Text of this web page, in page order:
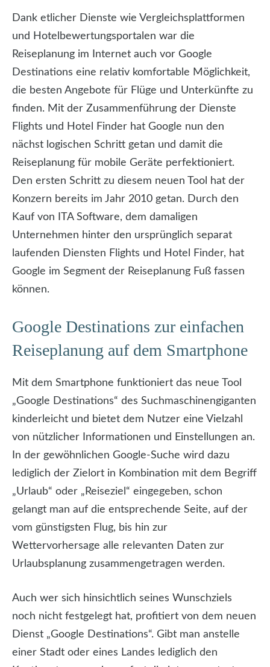
Dank etlicher Dienste wie Vergleichsplattformen
und Hotelbewertungsportalen war die
Reiseplanung im Internet auch vor Google
Destinations eine relativ komfortable Möglichkeit,
die besten Angebote für Flüge und Unterkünfte zu
finden. Mit der Zusammenführung der Dienste
Flights und Hotel Finder hat Google nun den
nächst logischen Schritt getan und damit die
Reiseplanung für mobile Geräte perfektioniert.
Den ersten Schritt zu diesem neuen Tool hat der
Konzern bereits im Jahr 2010 getan. Durch den
Kauf von ITA Software, dem damaligen
Unternehmen hinter den ursprünglich separat
laufenden Diensten Flights und Hotel Finder, hat
Google im Segment der Reiseplanung Fuß fassen
können.
Google Destinations zur einfachen
Reiseplanung auf dem Smartphone
Mit dem Smartphone funktioniert das neue Tool
„Google Destinations“ des Suchmaschinengiganten
kinderleicht und bietet dem Nutzer eine Vielzahl
von nützlicher Informationen und Einstellungen an.
In der gewöhnlichen Google-Suche wird dazu
lediglich der Zielort in Kombination mit dem Begriff
„Urlaub“ oder „Reiseziel“ eingegeben, schon
gelangt man auf die entsprechende Seite, auf der
vom günstigsten Flug, bis hin zur
Wettervorhersage alle relevanten Daten zur
Urlaubsplanung zusammengetragen werden.
Auch wer sich hinsichtlich seines Wunschziels
noch nicht festgelegt hat, profitiert von dem neuen
Dienst „Google Destinations“. Gibt man anstelle
einer Stadt oder eines Landes lediglich den